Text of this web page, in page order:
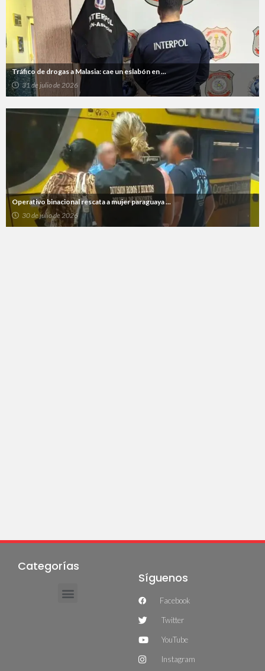
Tráfico de drogas a Malasia: cae un eslabón en ...
31 de julio de 2026
Operativo binacional rescata a mujer paraguaya ...
30 de julio de 2026
Categorías
Síguenos
Facebook
Twitter
YouTube
Instagram